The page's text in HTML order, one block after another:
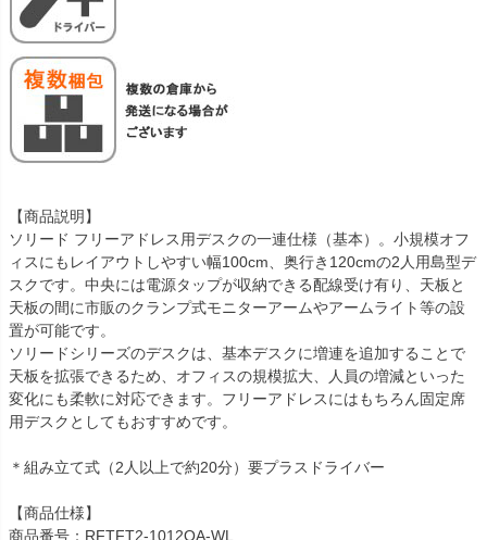
【商品説明】
ソリード フリーアドレス用デスクの一連仕様（基本）。小規模オフ
ィスにもレイアウトしやすい幅100cm、奥行き120cmの2人用島型デ
スクです。中央には電源タップが収納できる配線受け有り、天板と
天板の間に市販のクランプ式モニターアームやアームライト等の設
置が可能です。
ソリードシリーズのデスクは、基本デスクに増連を追加することで
天板を拡張できるため、オフィスの規模拡大、人員の増減といった
変化にも柔軟に対応できます。フリーアドレスにはもちろん固定席
用デスクとしてもおすすめです。
＊組み立て式（2人以上で約20分）要プラスドライバー
【商品仕様】
商品番号：RFTFT2-1012OA-WL